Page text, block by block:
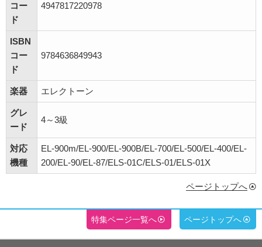
コー
ド
4947817220978
ISBN
コー
ド
9784636849943
楽器 エレクトーン
グレ
ード
4～3級
対応
機種
EL-900m/EL-900/EL-900B/EL-700/EL-500/EL-400/EL-
200/EL-90/EL-87/ELS-01C/ELS-01/ELS-01X
ページトップへ
特集ページ一覧へ ページトップへ